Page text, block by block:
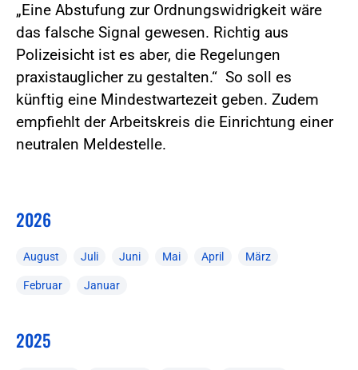
„Eine Abstufung zur Ordnungswidrigkeit wäre
das falsche Signal gewesen. Richtig aus
Polizeisicht ist es aber, die Regelungen
praxistauglicher zu gestalten.“ So soll es
künftig eine Mindestwartezeit geben. Zudem
empfiehlt der Arbeitskreis die Einrichtung einer
neutralen Meldestelle.
2026
August Juli Juni Mai April März
Februar Januar
2025